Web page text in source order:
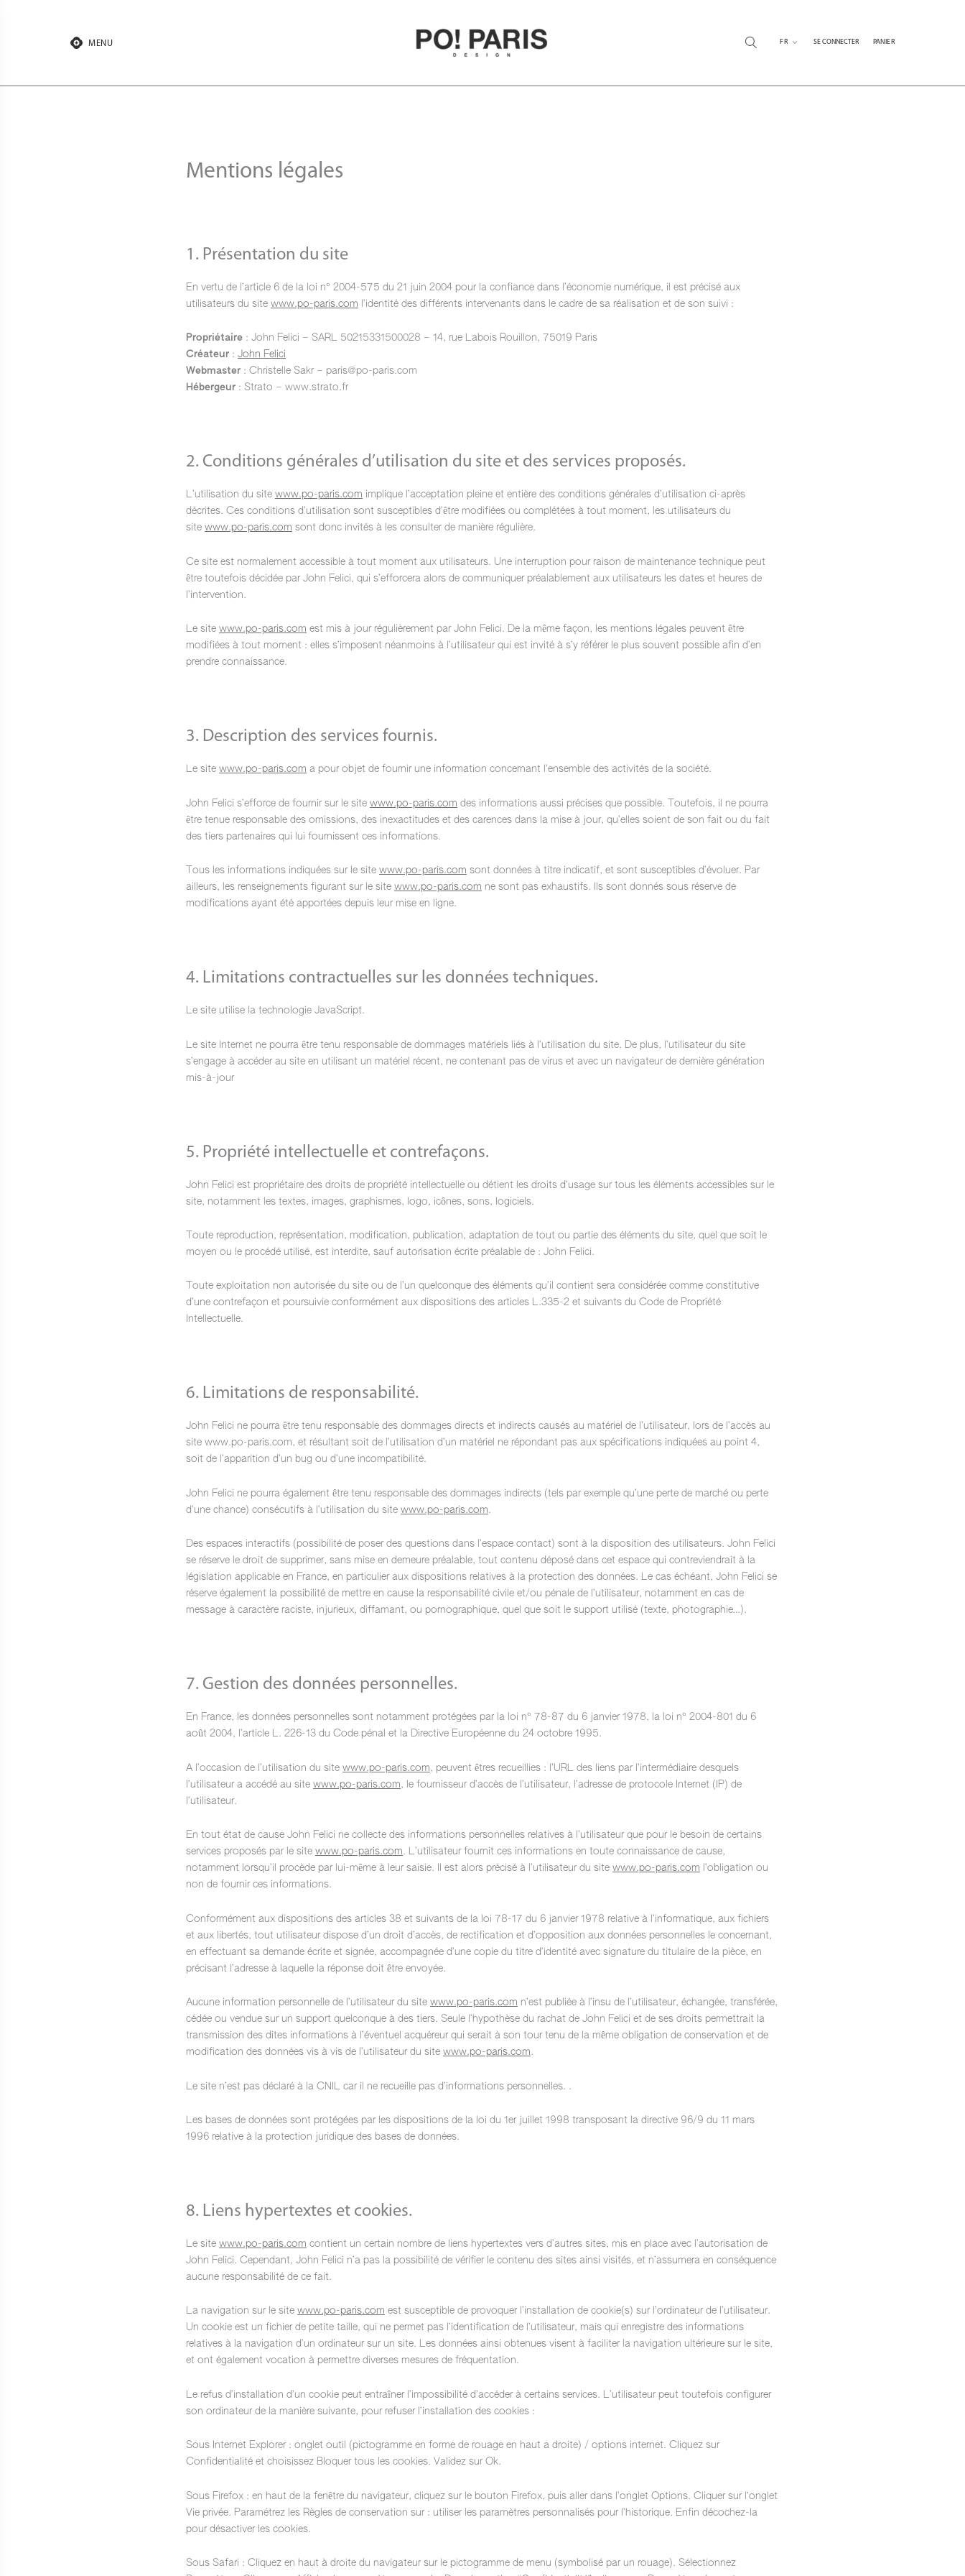
MENU FR SE CONNECTER PANIER
Mentions légales
1. Présentation du site
En vertu de l’article 6 de la loi n° 2004-575 du 21 juin 2004 pour la confiance dans l’économie numérique, il est précisé aux
utilisateurs du site www.po-paris.com l’identité des différents intervenants dans le cadre de sa réalisation et de son suivi :
Propriétaire: John Felici – SARL 50215331500028 – 14, rue Labois Rouillon, 75019 Paris
Créateur: John Felici
Webmaster: Christelle Sakr – paris@po-paris.com
Hébergeur: Strato – www.strato.fr
2. Conditions générales d’utilisation du site et des services proposés.
L’utilisation du site www.po-paris.com implique l’acceptation pleine et entière des conditions générales d’utilisation ci-après
décrites. Ces conditions d’utilisation sont susceptibles d’être modifiées ou complétées à tout moment, les utilisateurs du
site www.po-paris.com sont donc invités à les consulter de manière régulière.
Ce site est normalement accessible à tout moment aux utilisateurs. Une interruption pour raison de maintenance technique peut
être toutefois décidée par John Felici, qui s’efforcera alors de communiquer préalablement aux utilisateurs les dates et heures de
l’intervention.
Le site www.po-paris.com est mis à jour régulièrement par John Felici. De la même façon, les mentions légales peuvent être
modifiées à tout moment : elles s’imposent néanmoins à l’utilisateur qui est invité à s’y référer le plus souvent possible afin d’en
prendre connaissance.
3. Description des services fournis.
Le site www.po-paris.com a pour objet de fournir une information concernant l’ensemble des activités de la société.
John Felici s’efforce de fournir sur le site www.po-paris.com des informations aussi précises que possible. Toutefois, il ne pourra
être tenue responsable des omissions, des inexactitudes et des carences dans la mise à jour, qu’elles soient de son fait ou du fait
des tiers partenaires qui lui fournissent ces informations.
Tous les informations indiquées sur le site www.po-paris.com sont données à titre indicatif, et sont susceptibles d’évoluer. Par
ailleurs, les renseignements figurant sur le site www.po-paris.com ne sont pas exhaustifs. Ils sont donnés sous réserve de
modifications ayant été apportées depuis leur mise en ligne.
4. Limitations contractuelles sur les données techniques.
Le site utilise la technologie JavaScript.
Le site Internet ne pourra être tenu responsable de dommages matériels liés à l’utilisation du site. De plus, l’utilisateur du site
s’engage à accéder au site en utilisant un matériel récent, ne contenant pas de virus et avec un navigateur de dernière génération
mis-à-jour
5. Propriété intellectuelle et contrefaçons.
John Felici est propriétaire des droits de propriété intellectuelle ou détient les droits d’usage sur tous les éléments accessibles sur le
site, notamment les textes, images, graphismes, logo, icônes, sons, logiciels.
Toute reproduction, représentation, modification, publication, adaptation de tout ou partie des éléments du site, quel que soit le
moyen ou le procédé utilisé, est interdite, sauf autorisation écrite préalable de : John Felici.
Toute exploitation non autorisée du site ou de l’un quelconque des éléments qu’il contient sera considérée comme constitutive
d’une contrefaçon et poursuivie conformément aux dispositions des articles L.335-2 et suivants du Code de Propriété
Intellectuelle.
6. Limitations de responsabilité.
John Felici ne pourra être tenu responsable des dommages directs et indirects causés au matériel de l’utilisateur, lors de l’accès au
site www.po-paris.com, et résultant soit de l’utilisation d’un matériel ne répondant pas aux spécifications indiquées au point 4,
soit de l’apparition d’un bug ou d’une incompatibilité.
John Felici ne pourra également être tenu responsable des dommages indirects (tels par exemple qu’une perte de marché ou perte
d’une chance) consécutifs à l’utilisation du site www.po-paris.com.
Des espaces interactifs (possibilité de poser des questions dans l’espace contact) sont à la disposition des utilisateurs. John Felici
se réserve le droit de supprimer, sans mise en demeure préalable, tout contenu déposé dans cet espace qui contreviendrait à la
législation applicable en France, en particulier aux dispositions relatives à la protection des données. Le cas échéant, John Felici se
réserve également la possibilité de mettre en cause la responsabilité civile et/ou pénale de l’utilisateur, notamment en cas de
message à caractère raciste, injurieux, diffamant, ou pornographique, quel que soit le support utilisé (texte, photographie…).
7. Gestion des données personnelles.
En France, les données personnelles sont notamment protégées par la loi n° 78-87 du 6 janvier 1978, la loi n° 2004-801 du 6
août 2004, l’article L. 226-13 du Code pénal et la Directive Européenne du 24 octobre 1995.
A l’occasion de l’utilisation du site www.po-paris.com , peuvent êtres recueillies : l’URL des liens par l’intermédiaire desquels
l’utilisateur a accédé au site www.po-paris.com , le fournisseur d’accès de l’utilisateur, l’adresse de protocole Internet (IP) de
l’utilisateur.
En tout état de cause John Felici ne collecte des informations personnelles relatives à l’utilisateur que pour le besoin de certains
services proposés par le site www.po-paris.com. L’utilisateur fournit ces informations en toute connaissance de cause,
notamment lorsqu’il procède par lui-même à leur saisie. Il est alors précisé à l’utilisateur du site www.po-paris.com l’obligation ou
non de fournir ces informations.
Conformément aux dispositions des articles 38 et suivants de la loi 78-17 du 6 janvier 1978 relative à l’informatique, aux fichiers
et aux libertés, tout utilisateur dispose d’un droit d’accès, de rectification et d’opposition aux données personnelles le concernant,
en effectuant sa demande écrite et signée, accompagnée d’une copie du titre d’identité avec signature du titulaire de la pièce, en
précisant l’adresse à laquelle la réponse doit être envoyée.
Aucune information personnelle de l’utilisateur du site www.po-paris.com n’est publiée à l’insu de l’utilisateur, échangée, transférée,
cédée ou vendue sur un support quelconque à des tiers. Seule l’hypothèse du rachat de John Felici et de ses droits permettrait la
transmission des dites informations à l’éventuel acquéreur qui serait à son tour tenu de la même obligation de conservation et de
modification des données vis à vis de l’utilisateur du site www.po-paris.com.
Le site n’est pas déclaré à la CNIL car il ne recueille pas d’informations personnelles. .
Les bases de données sont protégées par les dispositions de la loi du 1er juillet 1998 transposant la directive 96/9 du 11 mars
1996 relative à la protection juridique des bases de données.
8. Liens hypertextes et cookies.
Le site www.po-paris.com contient un certain nombre de liens hypertextes vers d’autres sites, mis en place avec l’autorisation de
John Felici. Cependant, John Felici n’a pas la possibilité de vérifier le contenu des sites ainsi visités, et n’assumera en conséquence
aucune responsabilité de ce fait.
La navigation sur le site www.po-paris.com est susceptible de provoquer l’installation de cookie(s) sur l’ordinateur de l’utilisateur.
Un cookie est un fichier de petite taille, qui ne permet pas l’identification de l’utilisateur, mais qui enregistre des informations
relatives à la navigation d’un ordinateur sur un site. Les données ainsi obtenues visent à faciliter la navigation ultérieure sur le site,
et ont également vocation à permettre diverses mesures de fréquentation.
Le refus d’installation d’un cookie peut entraîner l’impossibilité d’accéder à certains services. L’utilisateur peut toutefois configurer
son ordinateur de la manière suivante, pour refuser l’installation des cookies :
Sous Internet Explorer : onglet outil (pictogramme en forme de rouage en haut a droite) / options internet. Cliquez sur
Confidentialité et choisissez Bloquer tous les cookies. Validez sur Ok.
Sous Firefox : en haut de la fenêtre du navigateur, cliquez sur le bouton Firefox, puis aller dans l’onglet Options. Cliquer sur l’onglet
Vie privée. Paramétrez les Règles de conservation sur : utiliser les paramètres personnalisés pour l’historique. Enfin décochez-la
pour désactiver les cookies.
Sous Safari : Cliquez en haut à droite du navigateur sur le pictogramme de menu (symbolisé par un rouage). Sélectionnez